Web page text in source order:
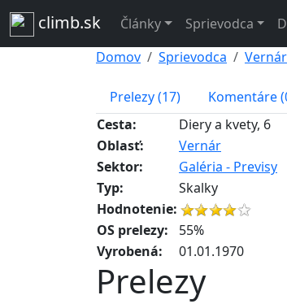
climb.sk Články Sprievodca
Domov
Sprievodca Vernár
Prelezy (17) Komentáre
Cesta:
Diery a kvety, 6
Oblasť:
Vernár
Sektor:
Galéria - Previsy
Typ:
Skalky
Hodnotenie:
OS prelezy:
55%
Vyrobená:
01.01.1970
Prelezy